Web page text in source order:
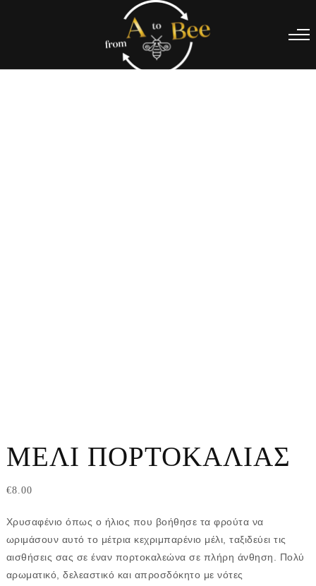
ΜΕΛΙ ΠΟΡΤΟΚΑΛΙΑΣ
€8.00
Χρυσαφένιο όπως ο ήλιος που βοήθησε τα φρούτα να
ωριμάσουν αυτό το μέτρια κεχριμπαρένιο μέλι, ταξιδεύει τις
αισθήσεις σας σε έναν πορτοκαλεώνα σε πλήρη άνθηση. Πολύ
αρωματικό, δελεαστικό και απροσδόκητο με νότες